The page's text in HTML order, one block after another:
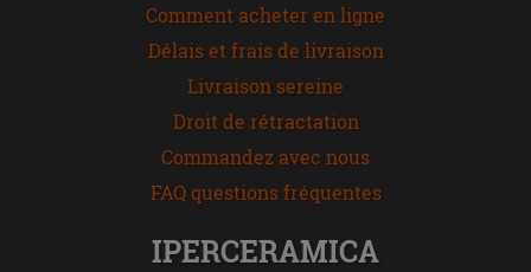
Comment acheter en ligne
Délais et frais de livraison
Livraison sereine
Droit de rétractation
Commandez avec nous
FAQ questions fréquentes
IPERCERAMICA